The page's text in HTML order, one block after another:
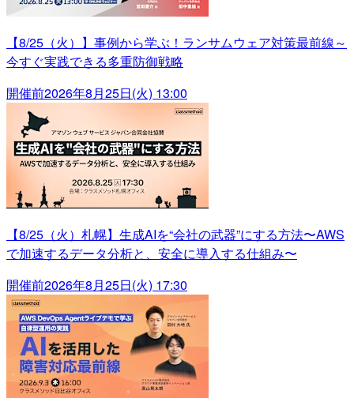
【8/25（火）】事例から学ぶ！ランサムウェア対策最前線～
今すぐ実践できる多重防御戦略
開催前2026年8月25日(火) 13:00
【8/25（火）札幌】生成AIを“会社の武器”にする方法〜AWS
で加速するデータ分析と、安全に導入する仕組み〜
開催前2026年8月25日(火) 17:30